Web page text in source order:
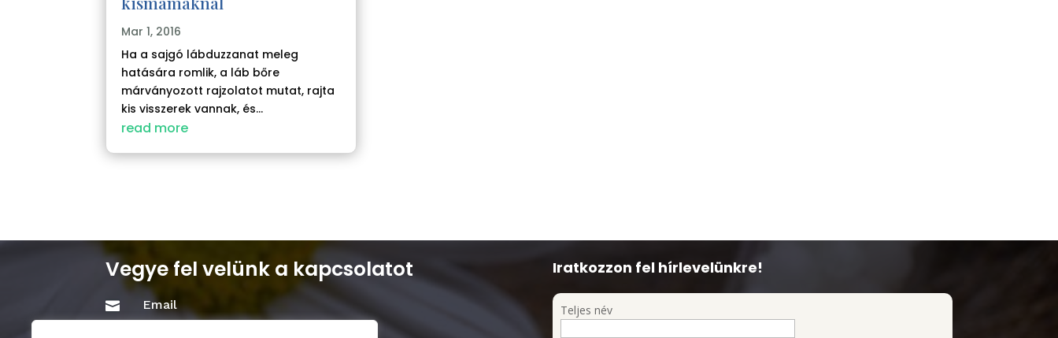
Mar 1, 2016
Ha a sajgó lábduzzanat meleg
hatására romlik, a láb bőre
márványozott rajzolatot mutat, rajta
kis visszerek vannak, és...
read more
Vegye fel velünk a kapcsolatot
 Email
Iratkozzon fel hírlevelünkre!
Teljes név